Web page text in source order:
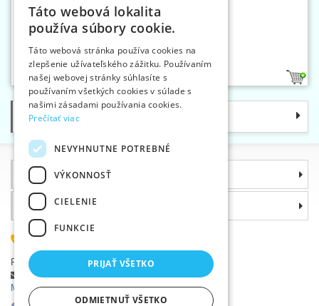
1
Ihly čalúnnické kulačky č.6
Kategórie
Informácie
Prečo si zvoliť práve nás
(+420) 585 051 217
Plzeňská 868, 783 91 Uničov, Česká republika
Položiť dotaz
Máte problémy s prihlásením ?
ENGLISH
GERMAN
Táto webová lokalita
používa súbory cookie.
Táto webová stránka používa cookies na
zlepšenie užívateľského zážitku. Používaním
našej webovej stránky súhlasíte s
používaním všetkých cookies v súlade s
našimi zásadami používania cookies.
Prečítať viac
NEVYHNUTNE POTREBNÉ
VÝKONNOSŤ
CIELENIE
FUNKCIE
PRIJAŤ VŠETKO
ODMIETNUŤ VŠETKO